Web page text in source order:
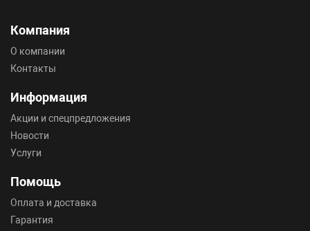
Компания
О компании
Контакты
Информация
Акции и спецпредложения
Новости
Услуги
Помощь
Оплата и доставка
Гарантия